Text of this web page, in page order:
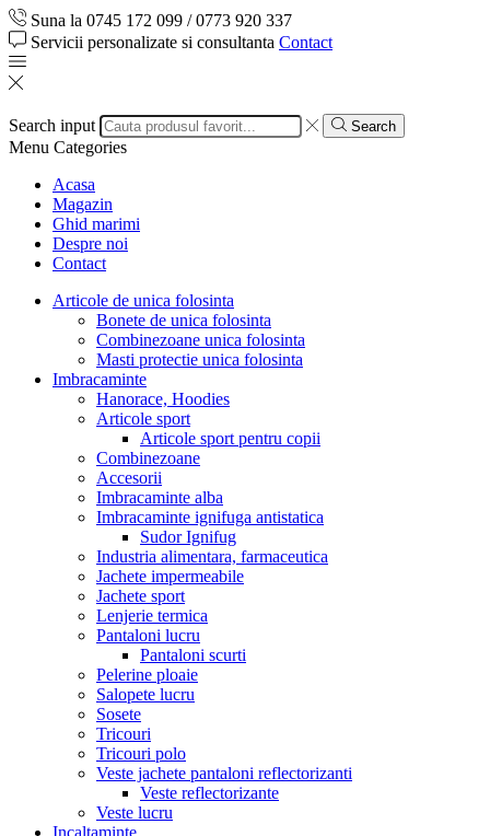
Suna la 0745 172 099 / 0773 920 337
Servicii personalizate si consultanta Contact
Search input Search
Menu Categories
Acasa
Magazin
Ghid marimi
Despre noi
Contact
Articole de unica folosinta
Bonete de unica folosinta
Combinezoane unica folosinta
Masti protectie unica folosinta
Imbracaminte
Hanorace, Hoodies
Articole sport
Articole sport pentru copii
Combinezoane
Accesorii
Imbracaminte alba
Imbracaminte ignifuga antistatica
Sudor Ignifug
Industria alimentara, farmaceutica
Jachete impermeabile
Jachete sport
Lenjerie termica
Pantaloni lucru
Pantaloni scurti
Pelerine ploaie
Salopete lucru
Sosete
Tricouri
Tricouri polo
Veste jachete pantaloni reflectorizanti
Veste reflectorizante
Veste lucru